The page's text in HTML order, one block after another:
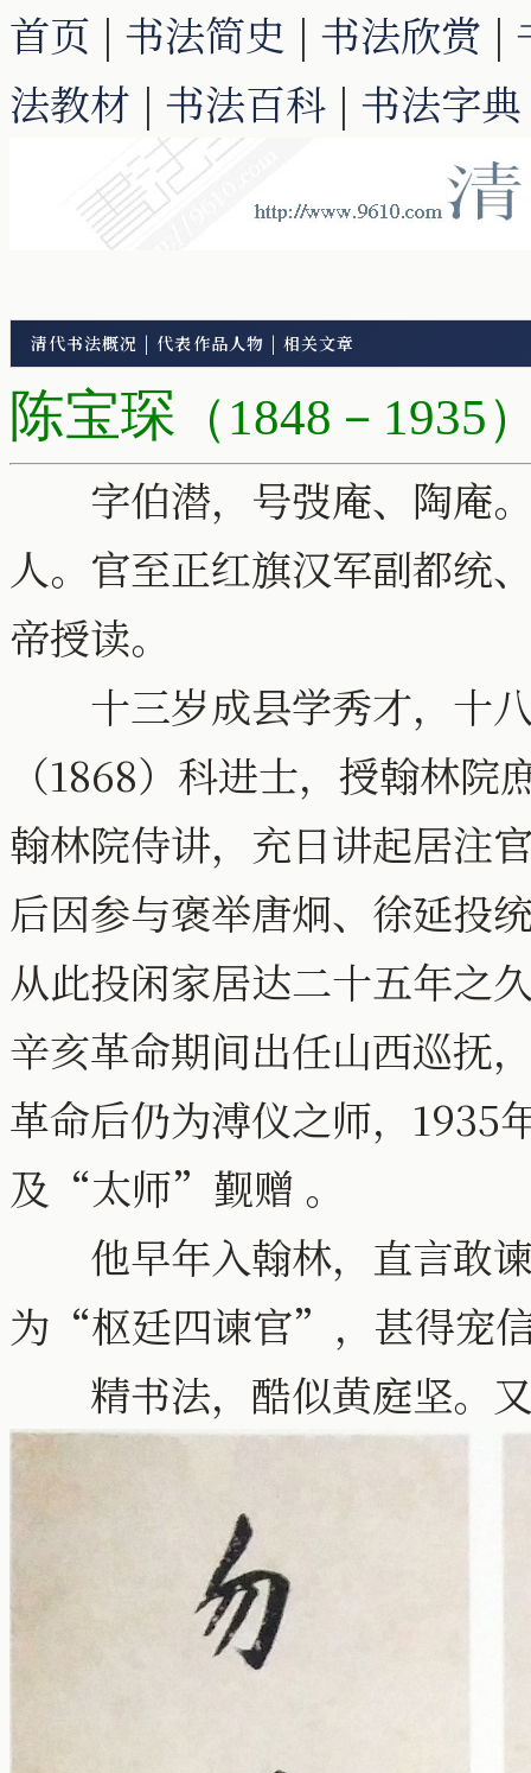
首页 | 书法简史 | 书法欣赏 |
法教材 | 书法百科 | 书法字典
清代书法概况 | 代表作品人物 | 相关文章
陈宝琛 （1848－1935
字伯潜，号弢庵、陶庵。
人。官至正红旗汉军副都统
帝授读。
十三岁成县学秀才，十八
（1868）科进士，授翰林
翰林院侍讲，充日讲起居注
后因参与褒举唐炯、徐延投
从此投闲家居达二十五年之
辛亥革命期间出任山西巡抚
革命后仍为溥仪之师，
及“太师”觐赠 。
他早年入翰林，直言敢谏
为“枢廷四谏官”，甚得宠
精书法，酷似黄庭坚。又